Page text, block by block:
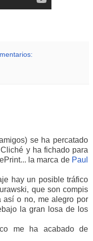
se ha percatado
y ha fichado para
la marca de Paul
hay un posible tráfico
que son compis
así o no, me alegro por
la gran losa de los
me ha acabado de